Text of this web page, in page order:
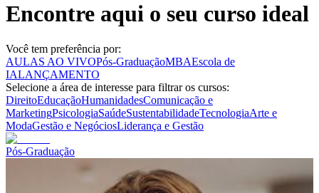
Encontre aqui o seu curso ideal
Você tem preferência por:
AULAS AO VIVOPós-GraduaçãoMBAEscola de
IALANÇAMENTO
Selecione a área de interesse para filtrar os cursos:
DireitoEducaçãoHumanidadesComunicação e
MarketingPsicologiaSaúdeSustentabilidadeTecnologiaArte e
ModaGestão e NegóciosLiderança e Gestão
Pós-Graduação